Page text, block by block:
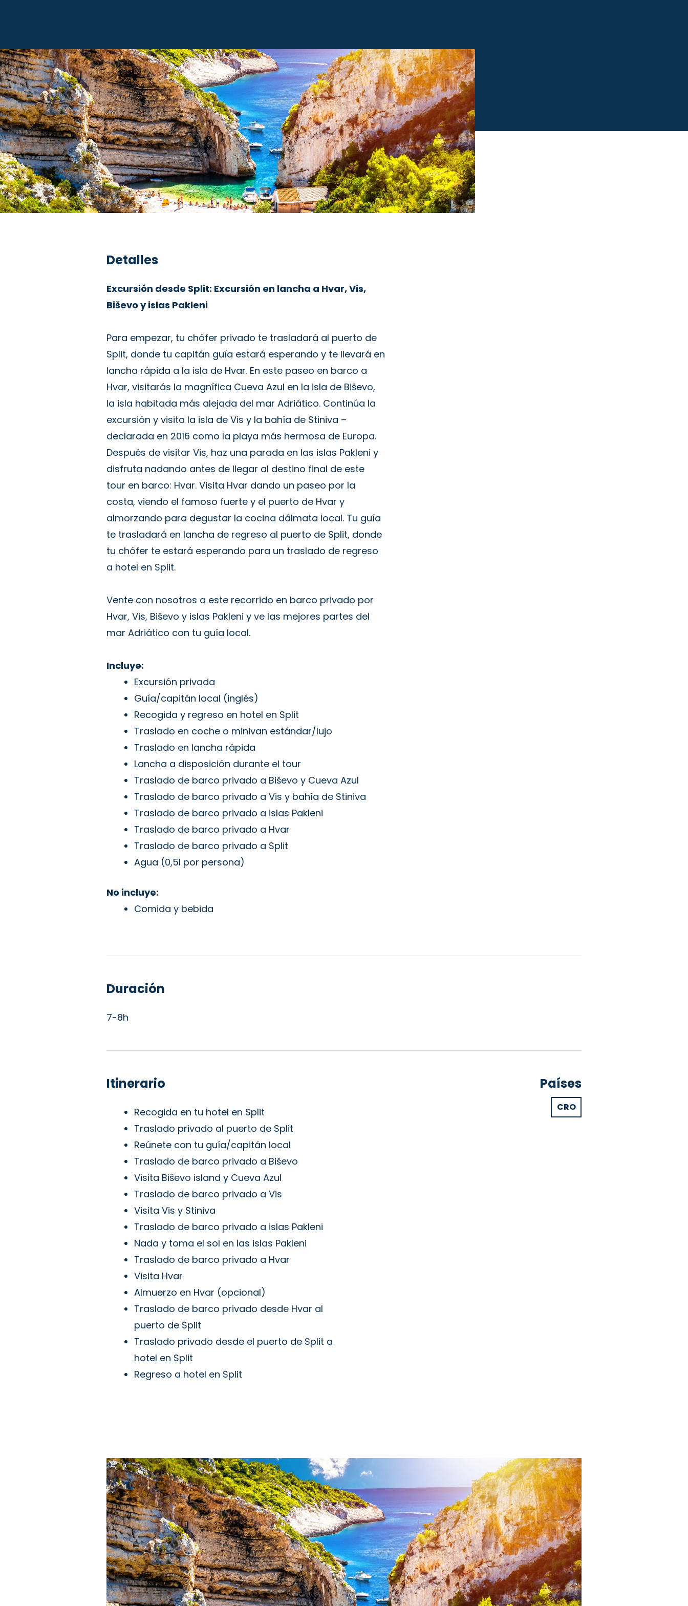
Detalles
Excursión desde Split: Excursión en lancha a Hvar, Vis,
Biševo y islas Pakleni
Para empezar, tu chófer privado te trasladará al puerto de
Split, donde tu capitán guía estará esperando y te llevará en
lancha rápida a la isla de Hvar. En este paseo en barco a
Hvar, visitarás la magnífica Cueva Azul en la isla de Biševo,
la isla habitada más alejada del mar Adriático. Continúa la
excursión y visita la isla de Vis y la bahía de Stiniva –
declarada en 2016 como la playa más hermosa de Europa.
Después de visitar Vis, haz una parada en las islas Pakleni y
disfruta nadando antes de llegar al destino final de este
tour en barco: Hvar. Visita Hvar dando un paseo por la
costa, viendo el famoso fuerte y el puerto de Hvar y
almorzando para degustar la cocina dálmata local. Tu guía
te trasladará en lancha de regreso al puerto de Split, donde
tu chófer te estará esperando para un traslado de regreso
a hotel en Split.
Vente con nosotros a este recorrido en barco privado por
Hvar, Vis, Biševo y islas Pakleni y ve las mejores partes del
mar Adriático con tu guía local.
Incluye:
Excursión privada
Guía/capitán local (inglés)
Recogida y regreso en hotel en Split
Traslado en coche o minivan estándar/lujo
Traslado en lancha rápida
Lancha a disposición durante el tour
Traslado de barco privado a Biševo y Cueva Azul
Traslado de barco privado a Vis y bahía de Stiniva
Traslado de barco privado a islas Pakleni
Traslado de barco privado a Hvar
Traslado de barco privado a Split
Agua (0,5l por persona)
No incluye:
Comida y bebida
Duración
7-8h
Itinerario
Recogida en tu hotel en Split
Traslado privado al puerto de Split
Reúnete con tu guía/capitán local
Traslado de barco privado a Biševo
Visita Biševo island y Cueva Azul
Traslado de barco privado a Vis
Visita Vis y Stiniva
Traslado de barco privado a islas Pakleni
Nada y toma el sol en las islas Pakleni
Traslado de barco privado a Hvar
Visita Hvar
Almuerzo en Hvar (opcional)
Traslado de barco privado desde Hvar al
puerto de Split
Traslado privado desde el puerto de Split a
hotel en Split
Regreso a hotel en Split
Países
CRO